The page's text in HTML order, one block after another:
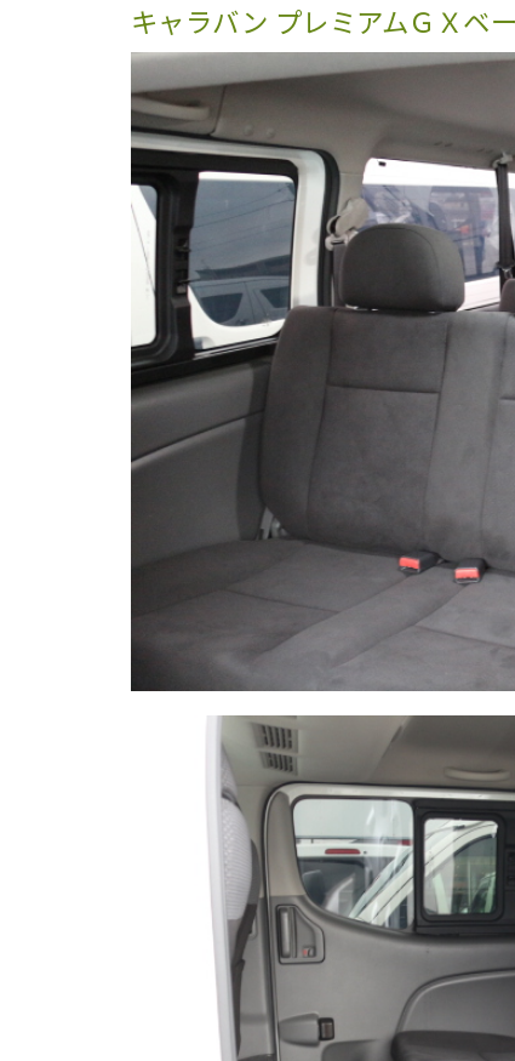
キャラバン プレミアムＧＸベ